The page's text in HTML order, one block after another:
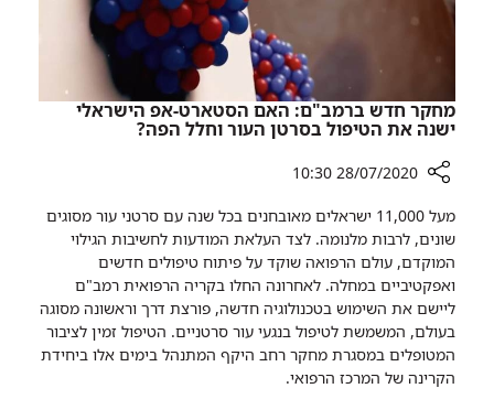
מחקר חדש ברמב"ם: האם הסטארט-אפ הישראלי
ישנה את הטיפול בסרטן העור וחלל הפה?
שיתוף
מחקר
חדש
ברמב"ם:
האם
הסטארט-אפ
הישראלי
ישנה
28/07/2020 10:30
מעל 11,000 ישראלים מאובחנים בכל שנה עם סרטני עור מסוגים
שונים, לרבות מלנומה. לצד העלאת המודעות לחשיבות הגילוי
המוקדם, עולם הרפואה שוקד על פיתוח טיפולים חדשים
ואפקטיביים במחלה. לאחרונה החלו בקריה הרפואית רמב"ם
ליישם את השימוש בטכנולוגיה חדשה, פורצת דרך וראשונה מסוגה
בעולם, המשמשת לטיפול בנגעי עור סרטניים. הטיפול זמין לציבור
המטופלים במסגרת מחקר רחב היקף המתנהל בימים אלו ביחידת
הקרינה של המרכז הרפואי.